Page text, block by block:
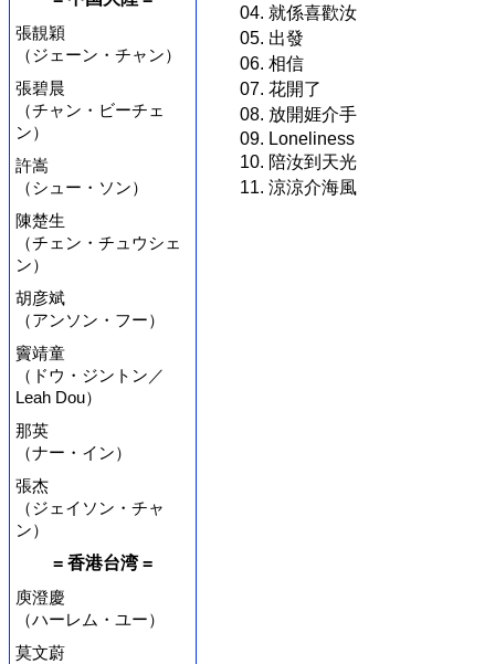
張靚穎
（ジェーン・チャン）
張碧晨
（チャン・ビーチェ
ン）
許嵩
（シュー・ソン）
陳楚生
（チェン・チュウシェ
ン）
胡彦斌
（アンソン・フー）
竇靖童
（ドウ・ジントン／
Leah Dou）
那英
（ナー・イン）
張杰
（ジェイソン・チャ
ン）
= 香港台湾 =
庾澄慶
（ハーレム・ユー）
莫文蔚
04. 就係喜歡汝
05. 出發
06. 相信
07. 花開了
08. 放開娾介手
09. Loneliness
10. 陪汝到天光
11. 涼涼介海風